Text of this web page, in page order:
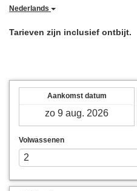
Nederlands
Tarieven zijn inclusief ontbijt.
Aankomst datum
Volwassenen